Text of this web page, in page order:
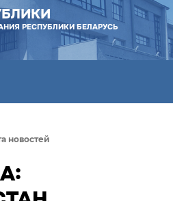
РЕСПУБЛИКИ БЕЛАРУСЬ
новостей